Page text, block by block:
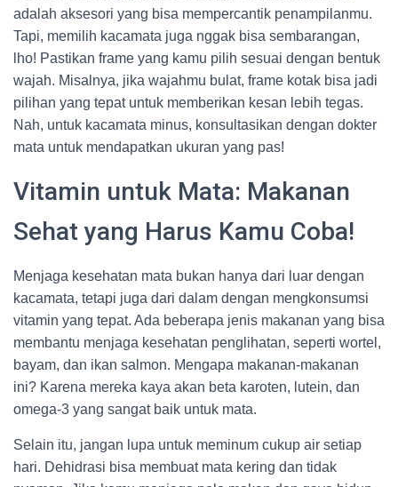
adalah aksesori yang bisa mempercantik penampilanmu.
Tapi, memilih kacamata juga nggak bisa sembarangan,
lho! Pastikan frame yang kamu pilih sesuai dengan bentuk
wajah. Misalnya, jika wajahmu bulat, frame kotak bisa jadi
pilihan yang tepat untuk memberikan kesan lebih tegas.
Nah, untuk kacamata minus, konsultasikan dengan dokter
mata untuk mendapatkan ukuran yang pas!
Vitamin untuk Mata: Makanan
Sehat yang Harus Kamu Coba!
Menjaga kesehatan mata bukan hanya dari luar dengan
kacamata, tetapi juga dari dalam dengan mengkonsumsi
vitamin yang tepat. Ada beberapa jenis makanan yang bisa
membantu menjaga kesehatan penglihatan, seperti wortel,
bayam, dan ikan salmon. Mengapa makanan-makanan
ini? Karena mereka kaya akan beta karoten, lutein, dan
omega-3 yang sangat baik untuk mata.
Selain itu, jangan lupa untuk meminum cukup air setiap
hari. Dehidrasi bisa membuat mata kering dan tidak